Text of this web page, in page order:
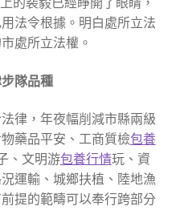
法令根據。明白處所立法
處所立法權。
隊品種
律，年夜幅削減市縣兩級
藥品平安、工商質檢包養
、文明游包養行情玩、資
運輸、城鄉扶植、陸地漁
提的範疇可以奉行跨部分